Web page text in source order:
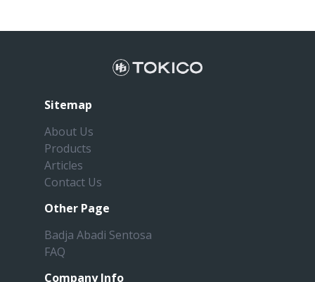
Sitemap
About Us
Products
Articles
Contact Us
Other Page
Badja Abadi Sentosa
FAQ
Company Info